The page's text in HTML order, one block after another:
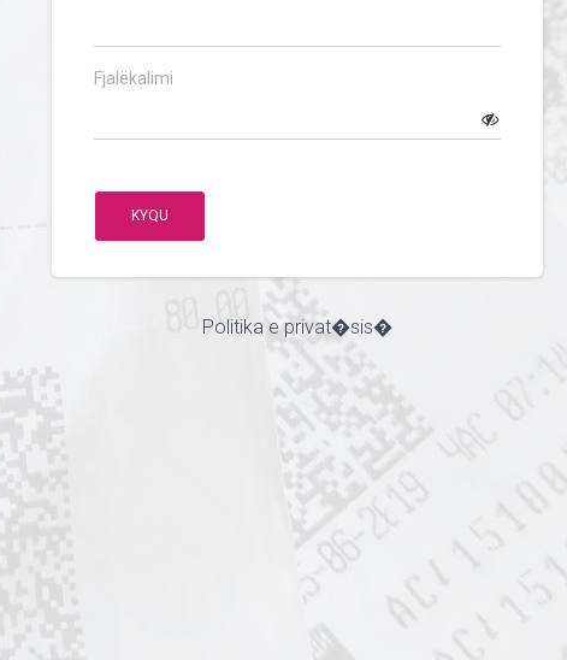
Fjalëkalimi
KYQU
Politika e privat�sis�